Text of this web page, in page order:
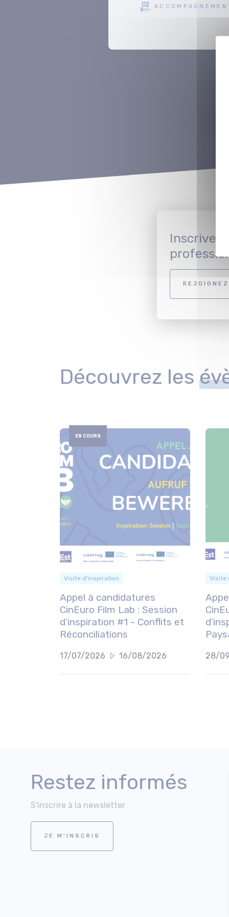
Inscrivez
Découvrez les
EN COURS
Visite d'inspiration
Appel à candidatures
CinEuro Film Lab : Session
d’inspiration #1 - Conflits et
Réconciliations
17/07/2026 16/08/2026
Visite
28/
Restez informés
S'inscrire à la newsletter
JE M'INSCRIS